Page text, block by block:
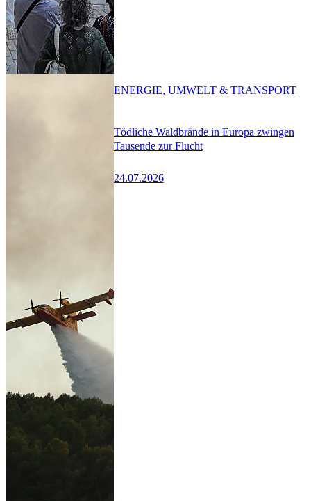
Tödliche Waldbrände in Europa zwingen
Tausende zur Flucht
24.07.2026
ENERGIE, UMWELT & TRANSPORT